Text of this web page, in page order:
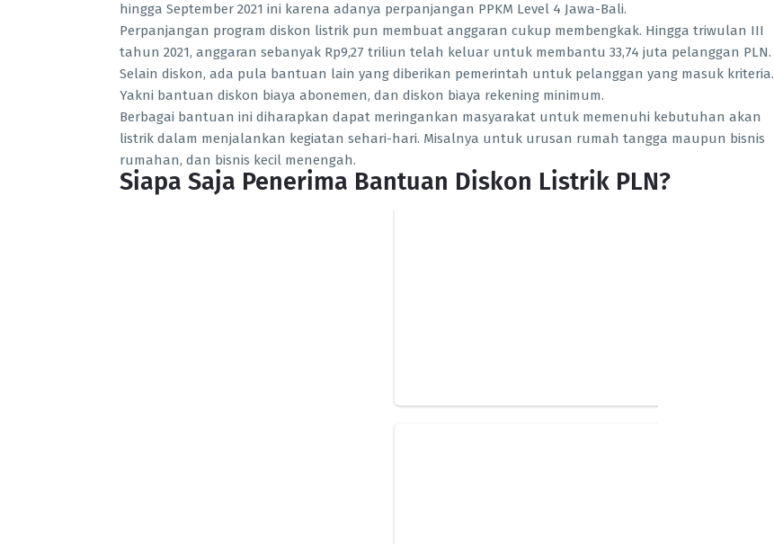
hingga September 2021 ini karena adanya perpanjangan PPKM Level 4 Jawa-Bali.
Perpanjangan program diskon listrik pun membuat anggaran cukup membengkak. Hingga triwulan III
tahun 2021, anggaran sebanyak Rp9,27 triliun telah keluar untuk membantu 33,74 juta pelanggan PLN.
Selain diskon, ada pula bantuan lain yang diberikan pemerintah untuk pelanggan yang masuk kriteria.
Yakni bantuan diskon biaya abonemen, dan diskon biaya rekening minimum.
Berbagai bantuan ini diharapkan dapat meringankan masyarakat untuk memenuhi kebutuhan akan
listrik dalam menjalankan kegiatan sehari-hari. Misalnya untuk urusan rumah tangga maupun bisnis
rumahan, dan bisnis kecil menengah.
Siapa Saja Penerima Bantuan Diskon Listrik PLN?